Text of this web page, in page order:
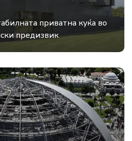
приватна куќа во
предизвик